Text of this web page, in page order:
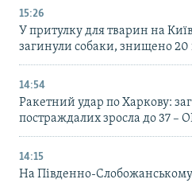
15:26
У притулку для тварин на
загинули собаки, знищено 20
14:54
Ракетний удар по Харкову:
постраждалих зросла до 37 –
14:15
На Південно-